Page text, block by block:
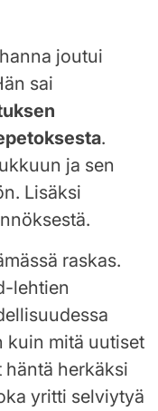
joutui
sai
.
ja sen
Lisäksi
raskas.
lehtien
kuin mitä uutiset
häntä herkäksi
yritti selviytyä